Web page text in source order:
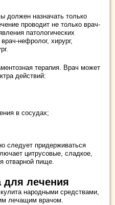
должен назначать только
проводит не только врач-
патологических
нефролог, хирург,
терапия. Врач может
действий:
в сосудах;
следует придерживаться
цитрусовые, сладкое,
отварной пище.
для лечения
народными средствами,
лечащим врачом.